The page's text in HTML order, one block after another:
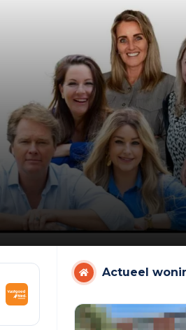
Actueel